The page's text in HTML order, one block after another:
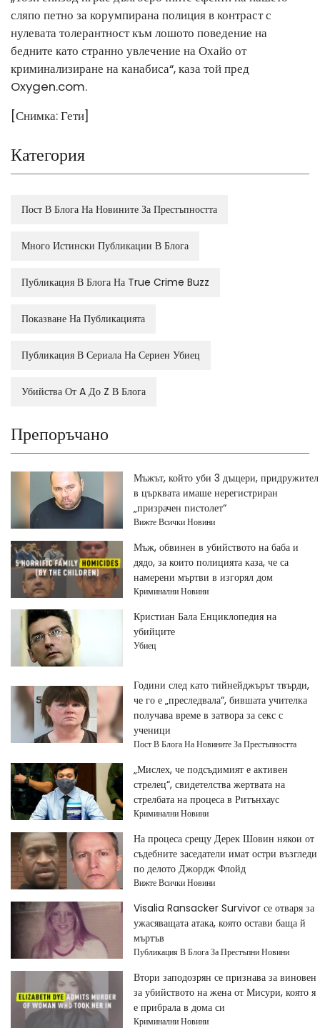
сляпо петно ​​за корумпирана полиция в контраст с
нулевата толерантност към лошото поведение на
бедните като странно увлечение на Охайо от
криминализиране на канабиса“, каза той пред
Oxygen.com.
[Снимка: Гети]
Категория
Пост В Блога На Новините За Престъпността
Много Истински Публикации В Блога
Публикация В Блога На True Crime Buzz
Показване На Публикацията
Публикация В Сериала На Сериен Убиец
Убийства От A До Z В Блога
Препоръчано
Мъжът, който уби 3 дъщери, придружител
в църквата имаше нерегистриран
„призрачен пистолет“
Вижте Всички Новини
Мъж, обвинен в убийството на баба и
дядо, за които полицията каза, че са
намерени мъртви в изгорял дом
Криминални Новини
Кристиан Бала Енциклопедия на
убийците
Убиец
Години след като тийнейджърът твърди,
че го е „преследвала“, бившата учителка
получава време в затвора за секс с
ученици
Пост В Блога На Новините За Престъпността
„Мислех, че подсъдимият е активен
стрелец“, свидетелства жертвата на
стрелбата на процеса в Ритънхаус
Криминални Новини
На процеса срещу Дерек Шовин някои от
съдебните заседатели имат остри възгледи
по делото Джордж Флойд
Вижте Всички Новини
Visalia Ransacker Survivor се отваря за
ужасяващата атака, която остави баща й
мъртъв
Публикация В Блога За Престъпни Новини
Втори заподозрян се признава за виновен
за убийството на жена от Мисури, която я
е прибрала в дома си
Криминални Новини